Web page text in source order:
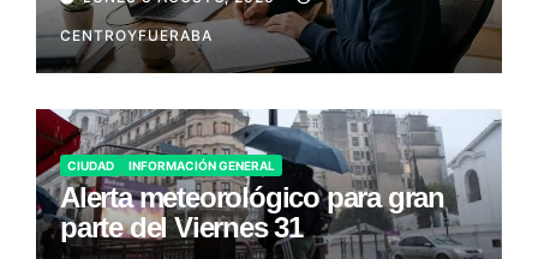
CENTROYFUERABA
CIUDAD INFORMACIÓN GENERAL
Alerta meteorológico para gran
parte del Viernes 31